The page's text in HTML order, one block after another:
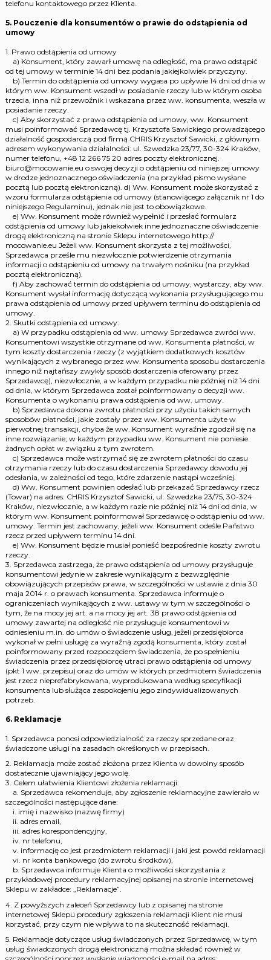
telefonu kontaktowego przez Klienta.
5. Pouczenie dla konsumentów o prawie do odstąpienia od
umowy
1. Prawo odstąpienia od umowy
a) Konsument, który zawarł umowę na odległość, ma prawo odstąpić
od tej umowy w terminie 14 dni bez podania jakiejkolwiek przyczyny.
b) Termin do odstąpienia od umowy wygasa po upływie 14 dni od dnia w
którym ww. Konsument wszedł w posiadanie rzeczy lub w którym osoba
trzecia, inna niż przewoźnik i wskazana przez ww. konsumenta, weszła w
posiadanie rzeczy.
c) Aby skorzystać z prawa odstąpienia od umowy, ww. Konsument
musi poinformować Sprzedawcę tj. Krzysztofa Sawickiego prowadzącego
działalność gospodarczą pod firmą CHRIS Krzysztof Sawicki, z głównym
adresem wykonywania działalności: ul. Szwedzka 23/77, 30-324 Kraków,
numer telefonu, +48 12 266 75 20 adres poczty elektronicznej.
biuro@mocowanie.eu o swojej decyzji o odstąpieniu od niniejszej umowy
w drodze jednoznacznego oświadczenia (na przykład pismo wysłane
pocztą lub pocztą elektroniczną). d) Ww. Konsument może skorzystać z
wzoru formularza odstąpienia od umowy (stanowiącego załącznik nr 1 do
niniejszego Regulaminu), jednak nie jest to obowiązkowe.
e) Ww. Konsument może również wypełnić i przesłać formularz
odstąpienia od umowy lub jakiekolwiek inne jednoznaczne oświadczenie
drogą elektroniczną na stronie Sklepu internetowego http://
mocowanie.eu Jeżeli ww. Konsument skorzysta z tej możliwości,
Sprzedawca prześle mu niezwłocznie potwierdzenie otrzymania
informacji o odstąpieniu od umowy na trwałym nośniku (na przykład
pocztą elektroniczną).
f) Aby zachować termin do odstąpienia od umowy, wystarczy, aby ww.
Konsument wysłał informację dotyczącą wykonania przysługującego mu
prawa odstąpienia od umowy przed upływem terminu do odstąpienia od
umowy.
2. Skutki odstąpienia od umowy:
a) W przypadku odstąpienia od ww. umowy Sprzedawca zwróci ww.
Konsumentowi wszystkie otrzymane od ww. Konsumenta płatności, w
tym koszty dostarczenia rzeczy (z wyjątkiem dodatkowych kosztów
wynikających z wybranego przez ww. Konsumenta sposobu dostarczenia
innego niż najtańszy zwykły sposób dostarczenia oferowany przez
Sprzedawcę), niezwłocznie, a w każdym przypadku nie później niż 14 dni
od dnia, w którym Sprzedawca został poinformowany o decyzji ww.
Konsumenta o wykonaniu prawa odstąpienia od ww. umowy.
b) Sprzedawca dokona zwrotu płatności przy użyciu takich samych
sposobów płatności, jakie zostały przez ww. Konsumenta użyte w
pierwotnej transakcji, chyba że ww. Konsument wyraźnie zgodził się na
inne rozwiązanie; w każdym przypadku ww. Konsument nie poniesie
żadnych opłat w związku z tym zwrotem.
c) Sprzedawca może wstrzymać się ze zwrotem płatności do czasu
otrzymania rzeczy lub do czasu dostarczenia Sprzedawcy dowodu jej
odesłania, w zależności od tego, które zdarzenie nastąpi wcześniej.
d) Ww. Konsument powinien odesłać lub przekazać Sprzedawcy rzecz
(Towar) na adres: CHRIS Krzysztof Sawicki, ul. Szwedzka 23/75, 30-324
Kraków, niezwłocznie, a w każdym razie nie później niż 14 dni od dnia, w
którym ww. Konsument poinformował Sprzedawcę o odstąpieniu od ww.
umowy. Termin jest zachowany, jeżeli ww. Konsument odeśle Państwo
rzecz przed upływem terminu 14 dni.
e) Ww. Konsument będzie musiał ponieść bezpośrednie koszty zwrotu
rzeczy.
3. Sprzedawca zastrzega, że prawo odstąpienia od umowy przysługuje
konsumentowi jedynie w zakresie wynikającym z bezwzględnie
obowiązujących przepisów prawa, w szczególności w ustawie z dnia 30
maja 2014 r. o prawach konsumenta. Sprzedawca informuje o
ograniczeniach wynikających z ww. ustawy w tym w szczególności o
tym, że na mocy jej art. a na mocy jej art. 38 prawo odstąpienia od
umowy zawartej na odległość nie przysługuje konsumentowi w
odniesieniu m.in. do umów o świadczenie usług, jeżeli przedsiębiorca
wykonał w pełni usługę za wyraźną zgodą konsumenta, który został
poinformowany przed rozpoczęciem świadczenia, że po spełnieniu
świadczenia przez przedsiębiorcę utraci prawo odstąpienia od umowy
(pkt 1 ww. przepisu) oraz do umów w których przedmiotem świadczenia
jest rzecz nieprefabrykowana, wyprodukowana według specyfikacji
konsumenta lub służąca zaspokojeniu jego zindywidualizowanych
potrzeb.
6. Reklamacje
1. Sprzedawca ponosi odpowiedzialność za rzeczy sprzedane oraz
świadczone usługi na zasadach określonych w przepisach.
2. Reklamacja może zostać złożona przez Klienta w dowolny sposób
dostatecznie ujawniający jego wolę.
3. Celem ułatwienia Klientowi złożenia reklamacji:
a. Sprzedawca rekomenduje, aby zgłoszenie reklamacyjne zawierało w
szczególności następujące dane:
i. imię i nazwisko (nazwę firmy)
ii. adres email,
iii. adres korespondencyjny,
iv. nr telefonu,
v. informację co jest przedmiotem reklamacji i jaki jest powód reklamacji
vi. nr konta bankowego (do zwrotu środków),
b. Sprzedawca informuje Klienta o możliwości skorzystania z
przykładowej procedury reklamacyjnej opisanej na stronie internetowej
Sklepu w zakładce: „Reklamacje”.
4. Z powyższych zaleceń Sprzedawcy lub z opisanej na stronie
internetowej Sklepu procedury zgłoszenia reklamacji Klient nie musi
korzystać, przy czym nie wpływa to na skuteczność reklamacji.
5. Reklamacje dotyczące usług świadczonych przez Sprzedawcę, w tym
usług świadczonych drogą elektroniczną można składać również w